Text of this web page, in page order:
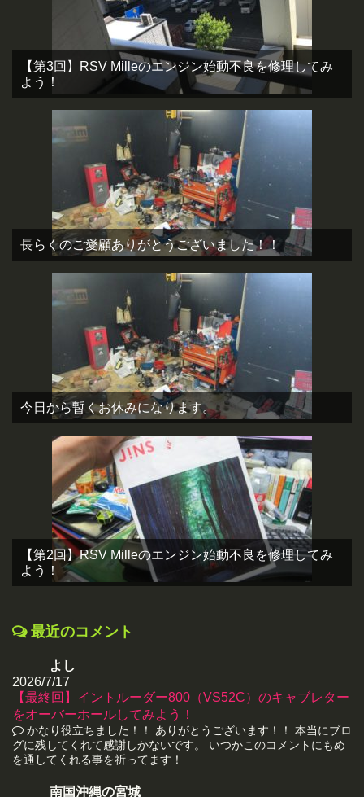
【第3回】RSV Milleのエンジン始動不良を修理してみ
よう！
長らくのご愛顧ありがとうございました！！
今日から暫くお休みになります。
【第2回】RSV Milleのエンジン始動不良を修理してみ
よう！
最近のコメント
よし
2026/7/17
【最終回】イントルーダー800（VS52C）のキャブレター
をオーバーホールしてみよう！
かなり役立ちました！！ ありがとうございます！！ 本当にブロ
グに残してくれて感謝しかないです。 いつかこのコメントにもめ
を通してくれる事を祈ってます！
南国沖縄の宮城